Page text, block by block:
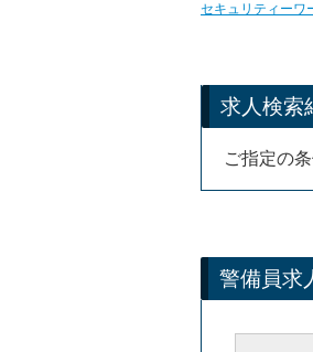
セキュリティーワ
求人検索
ご指定の
警備員求